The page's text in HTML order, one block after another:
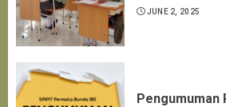
JUNE 2, 2025
Pengumuman